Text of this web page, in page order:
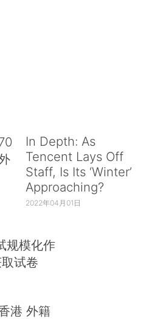
In Depth: As
Tencent Lays Off
Staff, Is Its ‘Winter’
Approaching?
2022年04月01日
规模化作
试卷
港 外籍